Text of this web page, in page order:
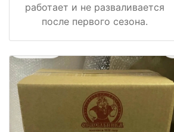
работает и не разваливается
после первого сезона.